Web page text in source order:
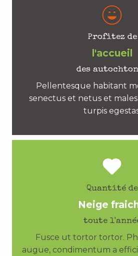
Profitez de
l'accueil
des
Pellentesque habitant
senectus et netus et
turpis
Quantité de
Neige
toute
Fusce ut tortor tortor.
augue, condimentum a